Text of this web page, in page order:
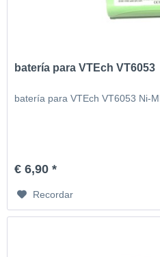
batería para VTEch VT6053
batería para VTEch VT6053 Ni-
€ 6,90 *
Recordar